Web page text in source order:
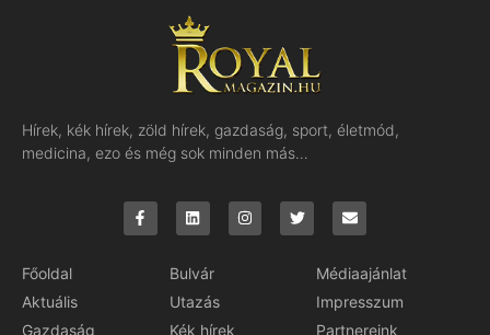
Hírek, kék hírek, zöld hírek, gazdaság, sport, életmód,
medicina, ezo és még sok minden más…
Főoldal
Aktuális
Gazdaság
Bulvár
Utazás
Kék hírek
Médiaajánlat
Impresszum
Partnereink